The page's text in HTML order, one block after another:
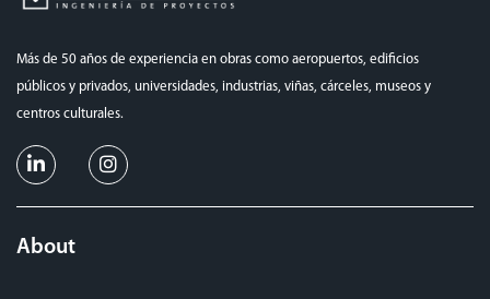
Más de 50 años de experiencia en obras como aeropuertos, edificios
públicos y privados, universidades, industrias, viñas, cárceles, museos y
centros culturales.
About